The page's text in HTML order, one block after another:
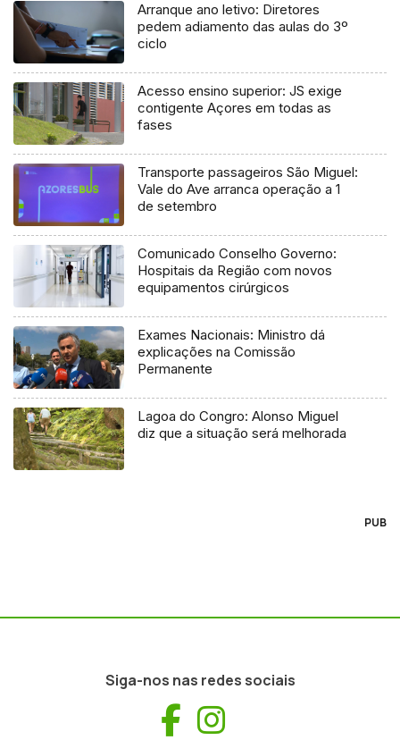
Arranque ano letivo: Diretores
pedem adiamento das aulas do 3º
ciclo
Acesso ensino superior: JS exige
contigente Açores em todas as
fases
Transporte passageiros São Miguel:
Vale do Ave arranca operação a 1
de setembro
Comunicado Conselho Governo:
Hospitais da Região com novos
equipamentos cirúrgicos
Exames Nacionais: Ministro dá
explicações na Comissão
Permanente
Lagoa do Congro: Alonso Miguel
diz que a situação será melhorada
PUB
Siga-nos nas redes sociais
Facebook